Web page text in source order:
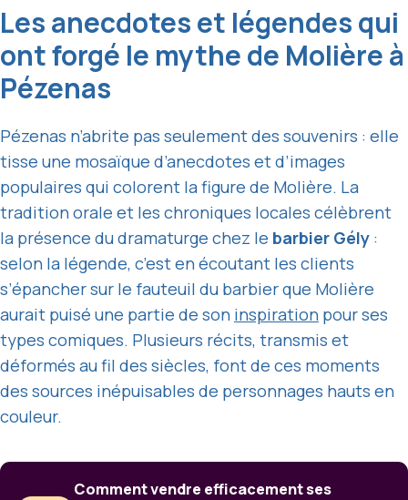
Les anecdotes et légendes qui
ont forgé le mythe de Molière à
Pézenas
Pézenas n’abrite pas seulement des souvenirs : elle
tisse une mosaïque d’anecdotes et d’images
populaires qui colorent la figure de Molière. La
tradition orale et les chroniques locales célèbrent
la présence du dramaturge chez le barbier Gély :
selon la légende, c’est en écoutant les clients
s’épancher sur le fauteuil du barbier que Molière
aurait puisé une partie de son inspiration pour ses
types comiques. Plusieurs récits, transmis et
déformés au fil des siècles, font de ces moments
des sources inépuisables de personnages hauts en
couleur.
Comment vendre efficacement ses